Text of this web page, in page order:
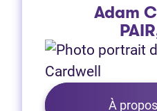
Adam
À